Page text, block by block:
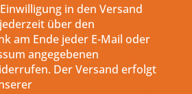
in den Versand
über den
am Ende jeder E-Mail oder
angegebenen
Der Versand erfolgt